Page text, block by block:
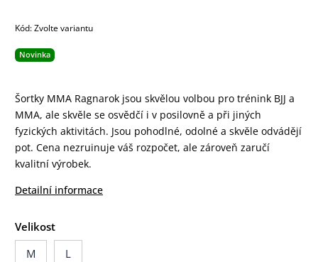
Kód:Zvolte variantu
Novinka
Šortky MMA Ragnarok jsou skvělou volbou pro trénink BJJ a
MMA, ale skvěle se osvědčí i v posilovně a při jiných
fyzických aktivitách. Jsou pohodlné, odolné a skvěle odvádějí
pot. Cena nezruinuje váš rozpočet, ale zároveň zaručí
kvalitní výrobek.
Detailní informace
Velikost
M
L